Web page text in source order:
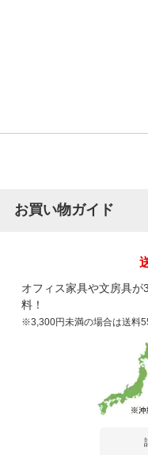
お買い物ガイド
オフィス家具や文房具
料！
※3,300円未満の場合は送料